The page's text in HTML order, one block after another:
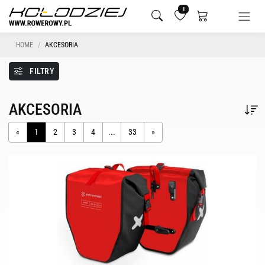
1
HOME AKCESORIA
FILTRY
AKCESORIA
« 1 2 3 4 ... 33 »